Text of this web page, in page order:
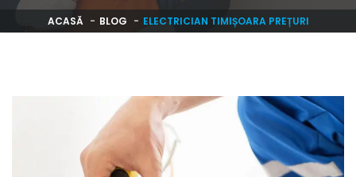
ACASĂ BLOG ELECTRICIAN TIMIȘOARA PREȚURI